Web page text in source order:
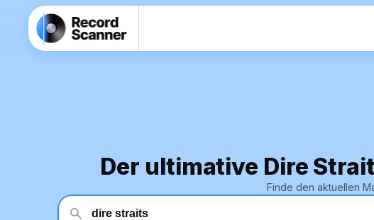
Der ultimative Dire
Finde den aktuellen